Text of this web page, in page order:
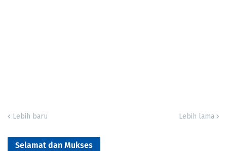
Lebih baru Lebih lama
Selamat dan Mukses